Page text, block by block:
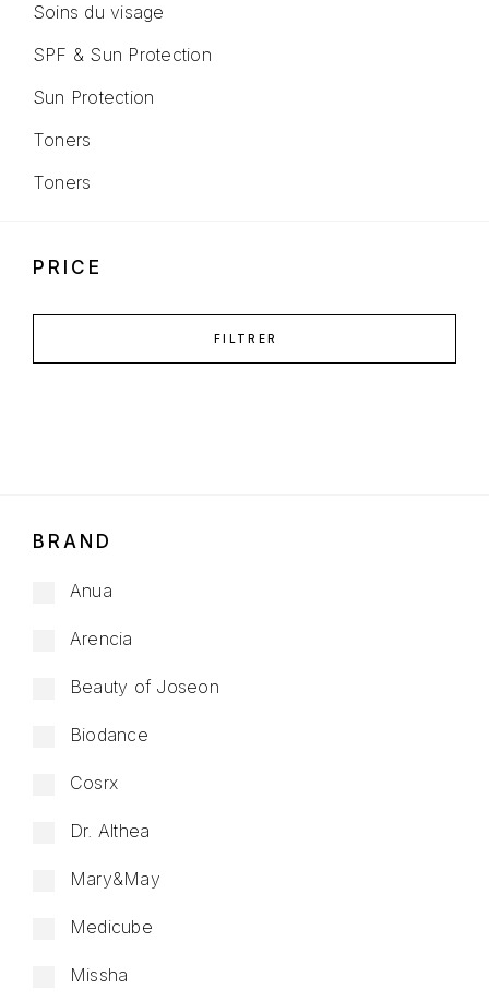
Soins du visage
SPF & Sun Protection
Sun Protection
Toners
Toners
PRICE
FILTRER
BRAND
Anua
Arencia
Beauty of Joseon
Biodance
Cosrx
Dr. Althea
Mary&May
Medicube
Missha